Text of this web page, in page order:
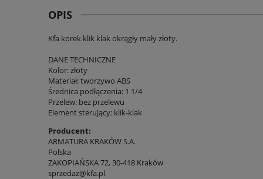
OPIS
Kfa korek klik klak okrągły mały złoty.
DANE TECHNICZNE
Kolor: złoty
Materiał: tworzywo ABS
Średnica podłączenia: 1 1/4
Przelew: bez przelewu
Element sterujący: klik-klak
Producent:
ARMATURA KRAKÓW S.A.
Polska
ZAKOPIAŃSKA 72, 30-418 Kraków
sprzedaz@kfa.pl